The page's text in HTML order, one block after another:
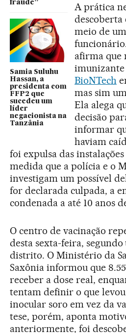
fraude”
Samia Suluhu
Hassan, a
presidenta com
FFP2 que
sucedeu um
líder
negacionista na
Tanzânia
A prática
descoberta
meio de
afirma que
imunizante
BioNTech
mas sim
Ela alega
decisão
informar
haviam
foi expulsa das
medida que a polícia e o
investigam um possível
for declarada culpada, a
condenada a até 10 anos
O centro de vacinação
desta sexta-feira,
distrito. O Ministério da
Saxônia informou que
receber a dose real,
tentam definir o que
inocular soro em vez da
tese, porém, aponta
anteriormente, foi